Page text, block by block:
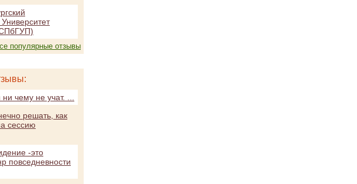
популярные отзывы
чему не учат. ...
решать, как
сессию
-это
повседневности